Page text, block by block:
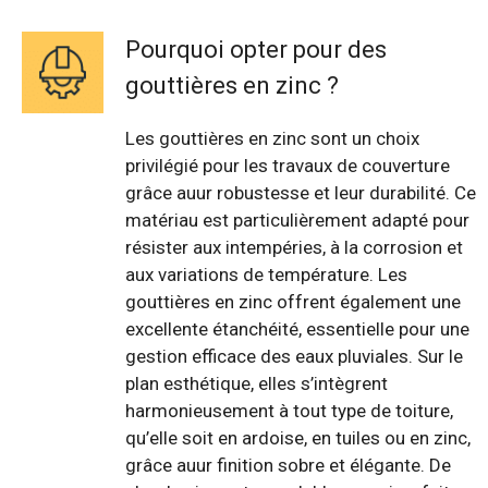
Pourquoi opter pour des
gouttières en zinc ?
Les gouttières en zinc sont un choix
privilégié pour les travaux de couverture
grâce auur robustesse et leur durabilité. Ce
matériau est particulièrement adapté pour
résister aux intempéries, à la corrosion et
aux variations de température. Les
gouttières en zinc offrent également une
excellente étanchéité, essentielle pour une
gestion efficace des eaux pluviales. Sur le
plan esthétique, elles s’intègrent
harmonieusement à tout type de toiture,
qu’elle soit en ardoise, en tuiles ou en zinc,
grâce auur finition sobre et élégante. De